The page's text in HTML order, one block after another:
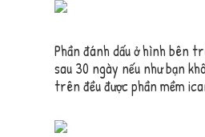
Phần đánh dấu ở hình bên
sau 30 ngày nếu như bạn
trên đều được phần mềm